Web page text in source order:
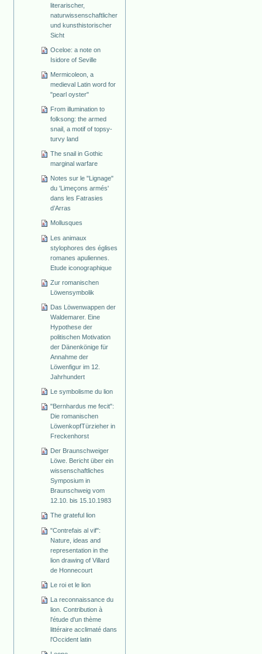
literarischer,
naturwissenschaftlicher
und kunsthistorischer
Sicht
Oceloe: a note on
Isidore of Seville
Mermicoleon, a
medieval Latin word for
"pearl oyster"
From illumination to
folksong: the armed
snail, a motif of topsy-
turvy land
The snail in Gothic
marginal warfare
Notes sur le "Lignage"
du 'Limeçons armés'
dans les Fatrasies
d’Arras
Mollusques
Les animaux
stylophores des églises
romanes apuliennes.
Etude iconographique
Zur romanischen
Löwensymbolik
Das Löwenwappen der
Waldemarer. Eine
Hypothese der
politischen Motivation
der Dänenkönige für
Annahme der
Löwenfigur im 12.
Jahrhundert
Le symbolisme du lion
"Bernhardus me fecit":
Die romanischen
Löwenkopf­Türzieher in
Freckenhorst
Der Braunschweiger
Löwe. Bericht über ein
wissenschaftliches
Symposium in
Braunschweig vom
12.10. bis 15.10.1983
The grateful lion
"Contrefais al vif":
Nature, ideas and
representation in the
lion drawing of Villard
de Honnecourt
Le roi et le lion
La reconnaissance du
lion. Contribution à
l'étude d'un thème
littéraire acclimaté dans
l'Occident latin